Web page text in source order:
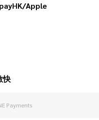
Apple
快
Payments